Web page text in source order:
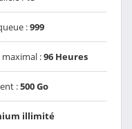
:999
:96 Heures
:500 Go
illimité